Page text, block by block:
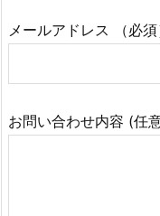
メールアドレス （必須
お問い合わせ内容 (任